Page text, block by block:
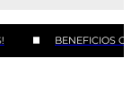
BENEFICIOS